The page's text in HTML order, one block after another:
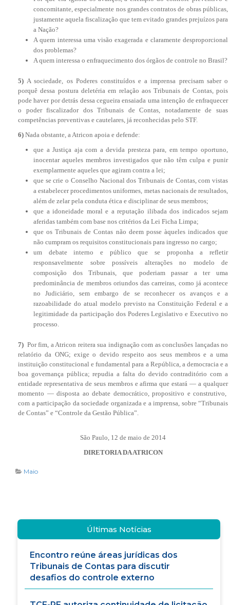
concomitante, especialmente nos grandes contratos de obras públicas,
justamente aquela fiscalização que tem evitado grandes prejuízos para
a Nação?
A quem interessa uma visão exagerada e claramente desproporcional
dos problemas?
A quem interessa o enfraquecimento dos órgãos de controle no Brasil?
5)A sociedade, os Poderes constituídos e a imprensa precisam saber o
porquê dessa postura deletéria em relação aos Tribunais de Contas, pois
pode haver por detrás dessa cegueira ensaiada uma intenção de enfraquecer
o poder fiscalizador dos Tribunais de Contas, notadamente de suas
competências preventivas e cautelares, já reconhecidas pelo STF.
6) Nada obstante, a Atricon apoia e defende:
que a Justiça aja com a devida presteza para, em tempo oportuno,
inocentar aqueles membros investigados que não têm culpa e punir
exemplarmente aqueles que agiram contra a lei;
que se crie o Conselho Nacional dos Tribunais de Contas, com vistas
a estabelecer procedimentos uniformes, metas nacionais de resultados,
além de zelar pela conduta ética e disciplinar de seus membros;
que a idoneidade moral e a reputação ilibada dos indicados sejam
aferidas também com base nos critérios da Lei Ficha Limpa;
que os Tribunais de Contas não deem posse àqueles indicados que
não cumpram os requisitos constitucionais para ingresso no cargo;
um debate interno e público que se proponha a refletir
responsavelmente sobre possíveis alterações no modelo de
composição dos Tribunais, que poderiam passar a ter uma
predominância de membros oriundos das carreiras, como já acontece
no Judiciário, sem embargo de se reconhecer os avanços e a
razoabilidade do atual modelo previsto na Constituição Federal e a
legitimidade da participação dos Poderes Legislativo e Executivo no
processo.
7) Por fim, a Atricon reitera sua indignação com as conclusões lançadas no
relatório da ONG; exige o devido respeito aos seus membros e a uma
instituição constitucional e fundamental para a República, a democracia e a
boa governança pública; repudia a falta do devido contraditório com a
entidade representativa de seus membros e afirma que estará — a qualquer
momento — disposta ao debate democrático, propositivo e construtivo,
com a participação da sociedade organizada e a imprensa, sobre “Tribunais
de Contas” e “Controle da Gestão Pública”.
São Paulo, 12 de maio de 2014
DIRETORIA DA ATRICON
Maio
Últimas Notícias
Encontro reúne áreas jurídicas dos
Tribunais de Contas para discutir
desafios do controle externo